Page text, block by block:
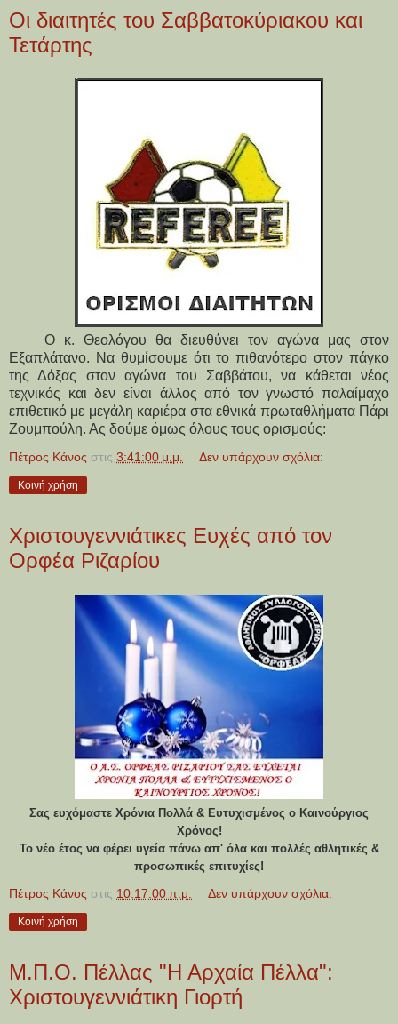
Οι διαιτητές του Σαββατοκύριακου και
Τετάρτης
Ο κ. Θεολόγου θα διευθύνει τον αγώνα μας στον
Εξαπλάτανο. Να θυμίσουμε ότι το πιθανότερο στον πάγκο
της Δόξας στον αγώνα του Σαββάτου, να κάθεται νέος
τεχνικός και δεν είναι άλλος από τον γνωστό παλαίμαχο
επιθετικό με μεγάλη καριέρα στα εθνικά πρωταθλήματα Πάρι
Ζουμπούλη. Ας δούμε όμως όλους τους ορισμούς:
Πέτρος Κάνος στις 3:41:00 μ.μ. Δεν υπάρχουν σχόλια:
Κοινή χρήση
Χριστουγεννιάτικες Ευχές από τον
Ορφέα Ριζαρίου
Σας ευχόμαστε Χρόνια Πολλά & Ευτυχισμένος ο Καινούργιος
Χρόνος!
Το νέο έτος να φέρει υγεία πάνω απ' όλα και πολλές αθλητικές &
προσωπικές επιτυχίες!
Πέτρος Κάνος στις 10:17:00 π.μ. Δεν υπάρχουν σχόλια:
Κοινή χρήση
Μ.Π.Ο. Πέλλας "Η Αρχαία Πέλλα":
Χριστουγεννιάτικη Γιορτή